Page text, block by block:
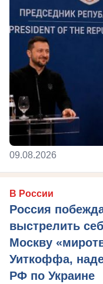
09.08.2026
В России
Россия
выстрелить
Москву
Уиткоффа,
РФ по Украине